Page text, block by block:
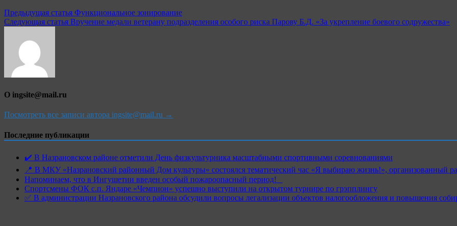
Предыдущая статья Функциональное зонирование
Следующая статья Вручение медали ветерану подразделения особого риска Парову Б.Д. «За укрепление боевого содружества»
О ingsite@mail.ru
Посмотреть все записи автора ingsite@mail.ru →
Последние публикации
✔️ В Назрановском районе отметили День физкультурника масштабными спортивными соревнованиями
📍 В МКУ «Назрановский районный Дом культуры» состоялся тематический час «Я выбираю жизнь!», организованный
Напоминаем, что в Ингушетии введен особый пожароопасный период!⁣⁣⠀
Спортсмены ФОК с.п. Яндаре «Чемпион» успешно выступили на открытом турнире по грэпплингу
✅ В администрации Назрановского района обсудили вопросы легализации объектов налогообложения и повышения